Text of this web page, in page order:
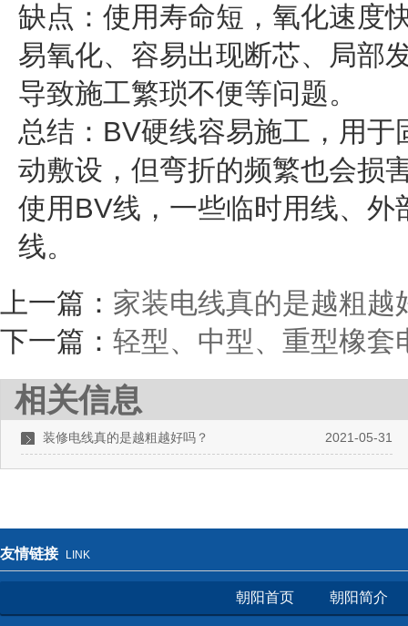
缺点：使用寿命短，氧化速度
易氧化、容易出现断芯、局部
导致施工繁琐不便等问题。
总结：BV硬线容易施工，用
动敷设，但弯折的频繁也会损
使用BV线，一些临时用线、
线。
上一篇： 家装电线真的是越粗越
下一篇： 轻型、中型、重型橡套
相关信息
2021-05-31
装修电线真的是越粗越好吗？
友情链接 LINK
朝阳首页 朝阳简介